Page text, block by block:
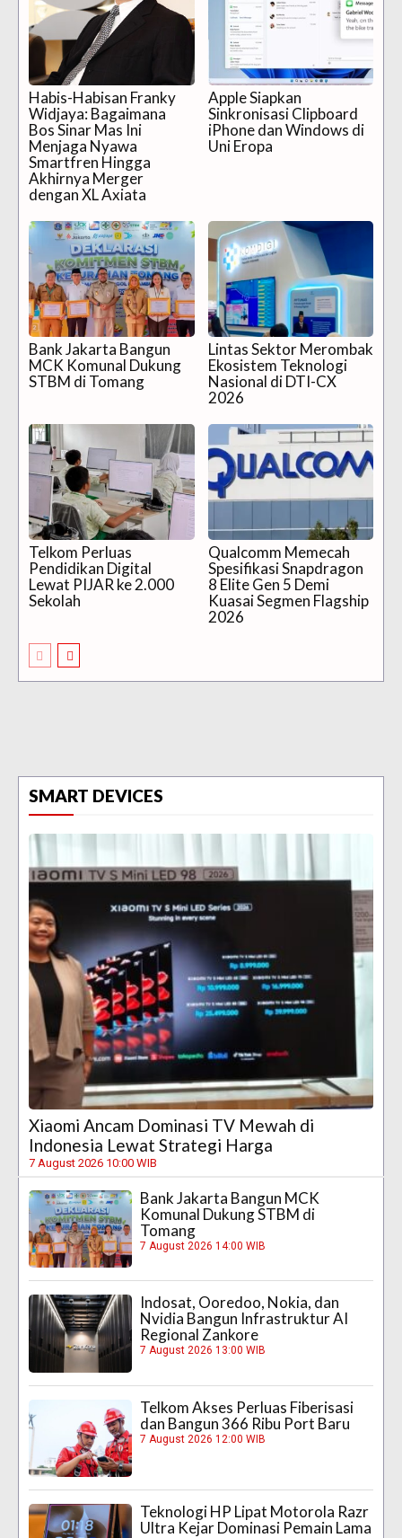
Habis-Habisan Franky
Widjaya: Bagaimana
Bos Sinar Mas Ini
Menjaga Nyawa
Smartfren Hingga
Akhirnya Merger
dengan XL Axiata
Apple Siapkan
Sinkronisasi Clipboard
iPhone dan Windows di
Uni Eropa
Bank Jakarta Bangun
MCK Komunal Dukung
STBM di Tomang
Lintas Sektor Merombak
Ekosistem Teknologi
Nasional di DTI-CX
2026
Telkom Perluas
Pendidikan Digital
Lewat PIJAR ke 2.000
Sekolah
Qualcomm Memecah
Spesifikasi Snapdragon
8 Elite Gen 5 Demi
Kuasai Segmen Flagship
2026
SMART DEVICES
Xiaomi Ancam Dominasi TV Mewah di
Indonesia Lewat Strategi Harga
7 August 2026 10:00 WIB
Bank Jakarta Bangun MCK
Komunal Dukung STBM di
Tomang
7 August 2026 14:00 WIB
Indosat, Ooredoo, Nokia, dan
Nvidia Bangun Infrastruktur AI
Regional Zankore
7 August 2026 13:00 WIB
Telkom Akses Perluas Fiberisasi
dan Bangun 366 Ribu Port Baru
7 August 2026 12:00 WIB
Teknologi HP Lipat Motorola Razr
Ultra Kejar Dominasi Pemain Lama